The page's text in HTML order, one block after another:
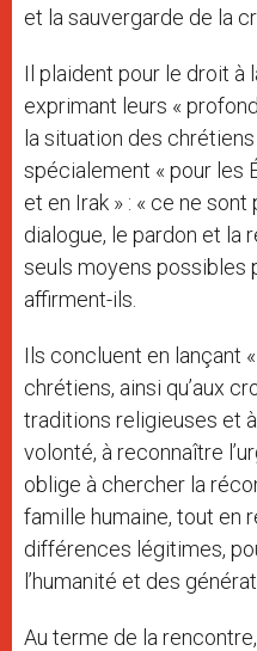
et la sauvergarde de la
Il plaident pour le droit à
exprimant leurs «
la situation des
spécialement « pour les
et en Irak » : « ce ne
dialogue, le pardon et la
seuls moyens possibles
affirment-ils.
Ils concluent en lançant
chrétiens, ainsi qu’aux
traditions religieuses et
volonté, à reconnaître
oblige à chercher la
famille humaine, tout en
différences légitimes,
l’humanité et des
Au terme de la